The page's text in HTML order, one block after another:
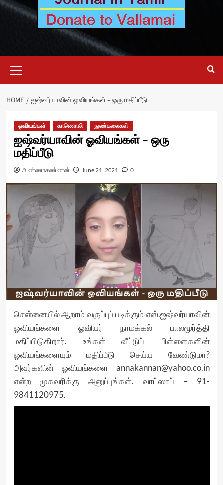
Menu
HOME ஐஷ்வர்யாவின் ஓவியங்கள் – ஒரு மதிப்பீடு
ஓவியங்கள் காணொலி நுண்கலைகள்
ஐஷ்வர்யாவின் ஓவியங்கள் – ஒரு
மதிப்பீடு
அண்ணாகண்ணன் June 21, 2021 0
சென்னையில் ஆறாம் வகுப்புப் படிக்கும் எஸ்.ஐஷ்வர்யாவின்
ஓவியங்களை ஓவியர் நாமக்கல் பாலமூர்த்தி
மதிப்பிடுகிறார். உங்கள் வீட்டுப் பிள்ளைகளின்
ஓவியங்களையும் மதிப்பீடு செய்ய வேண்டுமா?
அவர்களின் ஓவியங்களை annakannan@yahoo.co.in
என்ற முகவரிக்கு அனுப்புங்கள். வாட்ஸாப் – 91-
9841120975.